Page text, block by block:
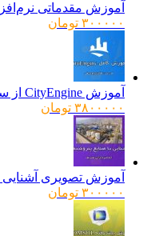
آموزش مقدماتی نرم‌افزار Wincc به صورت تصویری
۳۰۰۰۰۰ تومان
آموزش CityEngine از سطح مقدماتی تا پیشرفته
۳۸۰۰۰۰۰ تومان
آموزش تصویری آشنایی با
۳۰۰۰۰۰ تومان